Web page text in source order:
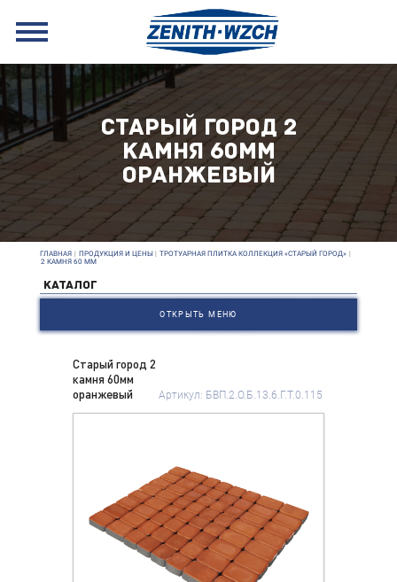
СТАРЫЙ ГОРОД 2
КАМНЯ 60ММ
ОРАНЖЕВЫЙ
ГЛАВНАЯ ПРОДУКЦИЯ И ЦЕНЫ ТРОТУАРНАЯ ПЛИТКА КОЛЛЕКЦИЯ «СТАРЫЙ ГОРОД»
2 КАМНЯ 60 ММ
КАТАЛОГ
ОТКРЫТЬ МЕНЮ
Старый город 2
камня 60мм
оранжевый
Артикул: БВП.2.О.Б.13.6.Г.Т.0.115